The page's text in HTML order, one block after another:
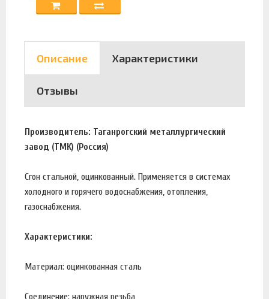
Описание Характеристики
Отзывы
Производитель: Таганрогский металлургический
завод (ТМК) (Россия)
Сгон стальной, оцинкованный. Применяется в системах
холодного и горячего водоснабжения, отопления,
газоснабжения.
Характеристики:
Материал: оцинкованная сталь
Соединение: наружная резьба